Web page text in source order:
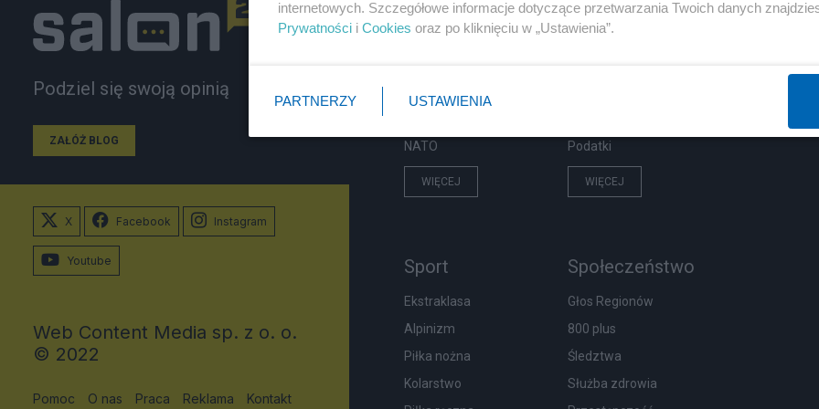
Podziel się swoją opinią
ZAŁÓŻ BLOG
Rosja
NATO
WIĘCEJ
Biznes
Podatki
WIĘCEJ
Sport
Ekstraklasa
Alpinizm
Piłka nożna
Kolarstwo
Społeczeństwo
Głos Regionów
800 plus
Śledztwa
Służba zdrowia
X Facebook Instagram
Youtube
Web Content Media sp. z o. o.
© 2022
Pomoc O nas Praca Reklama Kontakt
internetowych. Szczegółowe informacje dotyczące przetwarzania Twoich danych
Prywatności i Cookies oraz po kliknięciu w „Ustawienia”.
PARTNERZY USTAWIENIA